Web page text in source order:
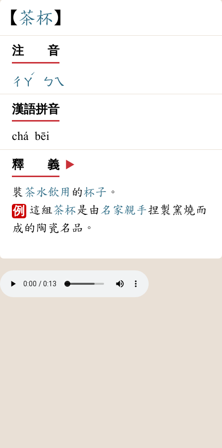
茶杯
注 音
ㄔㄚ
ˊ
ㄅㄟ
漢語拼音
chá bēi
釋 義 ▶️
裝 茶水飲用 的杯子 。
例 這組茶杯 是由 名家親手捏製窯燒而
成的陶瓷名品。